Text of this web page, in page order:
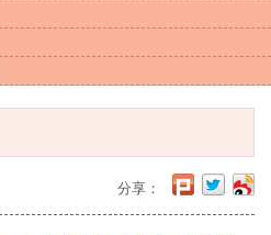
分享：